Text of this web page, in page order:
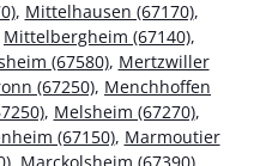
, Mittelhausen (67170),
Mittelbergheim (67140),
(67580), Mertzwiller
(67250), Menchhoffen
, Melsheim (67270),
(67150), Marmoutier